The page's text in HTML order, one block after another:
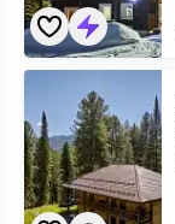
«Серебряный
источник»
гостевой
дом